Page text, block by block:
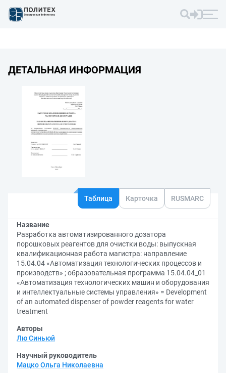
ДЕТАЛЬНАЯ ИНФОРМАЦИЯ
Таблица Карточка RUSMARC
Название
Разработка автоматизированного дозатора
порошковых реагентов для очистки воды: выпускная
квалификационная работа магистра: направление
15.04.04 «Автоматизация технологических процессов и
производств» ; образовательная программа 15.04.04_01
«Автоматизация технологических машин и оборудования
и интеллектуальные системы управления» = Development
of an automated dispenser of powder reagents for water
treatment
Авторы
Лю Синьюй
Научный руководитель
Мацко Ольга Николаевна